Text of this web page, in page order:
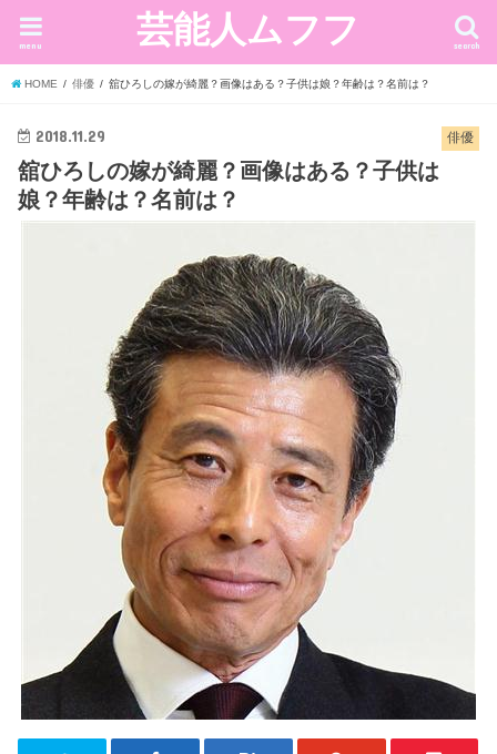
芸能人ムフフ search
menu
HOME 俳優 舘ひろしの嫁が綺麗？画像はある？子供は娘？年齢は？名前は？
俳優
2018.11.29
舘ひろしの嫁が綺麗？画像はある？子供は
娘？年齢は？名前は？